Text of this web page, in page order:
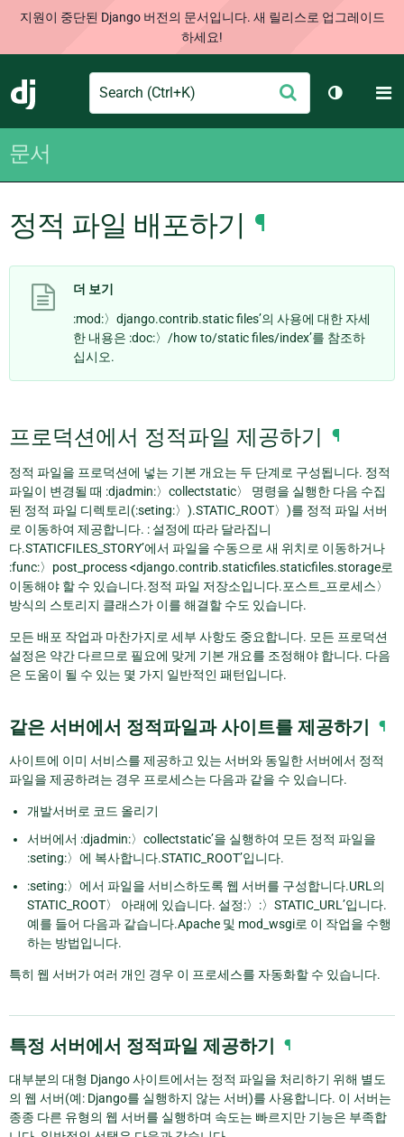
지원이 중단된 Django 버전의 문서입니다. 새 릴리스로 업그레이드
하세요!
Django
Search
출
테마 토
문서
정적 파일 배포하기 ¶
더 보기
:mod:〉django.contrib.static files’의 사용에 대한 자세
한 내용은 :doc:〉/how to/static files/index’를 참조하
십시오.
프로덕션에서 정적파일 제공하기 ¶
정적 파일을 프로덕션에 넣는 기본 개요는 두 단계로 구성됩니다. 정적
파일이 변경될 때 :djadmin:〉collectstatic〉 명령을 실행한 다음 수집
된 정적 파일 디렉토리(:seting:〉).STATIC_ROOT〉)를 정적 파일 서버
로 이동하여 제공합니다. : 설정에 따라 달라집니
다.STATICFILES_STORY’에서 파일을 수동으로 새 위치로 이동하거나
:func:〉post_process <django.contrib.staticfiles.staticfiles.storage로
이동해야 할 수 있습니다.정적 파일 저장소입니다.포스트_프로세스〉
방식의 스토리지 클래스가 이를 해결할 수도 있습니다.
모든 배포 작업과 마찬가지로 세부 사항도 중요합니다. 모든 프로덕션
설정은 약간 다르므로 필요에 맞게 기본 개요를 조정해야 합니다. 다음
은 도움이 될 수 있는 몇 가지 일반적인 패턴입니다.
같은 서버에서 정적파일과 사이트를 제공하기 ¶
사이트에 이미 서비스를 제공하고 있는 서버와 동일한 서버에서 정적
파일을 제공하려는 경우 프로세스는 다음과 같을 수 있습니다.
개발서버로 코드 올리기
서버에서 :djadmin:〉collectstatic’을 실행하여 모든 정적 파일을
:seting:〉에 복사합니다.STATIC_ROOT’입니다.
:seting:〉에서 파일을 서비스하도록 웹 서버를 구성합니다.URL의
STATIC_ROOT〉 아래에 있습니다. 설정:〉:〉STATIC_URL’입니다.
예를 들어 다음과 같습니다.Apache 및 mod_wsgi로 이 작업을 수행
하는 방법입니다.
특히 웹 서버가 여러 개인 경우 이 프로세스를 자동화할 수 있습니다.
특정 서버에서 정적파일 제공하기 ¶
대부분의 대형 Django 사이트에서는 정적 파일을 처리하기 위해 별도
의 웹 서버(예: Django를 실행하지 않는 서버)를 사용합니다. 이 서버는
종종 다른 유형의 웹 서버를 실행하며 속도는 빠르지만 기능은 부족합